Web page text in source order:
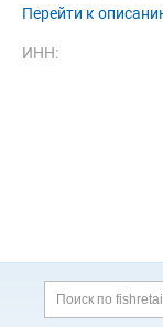
Перейти к
ИНН: